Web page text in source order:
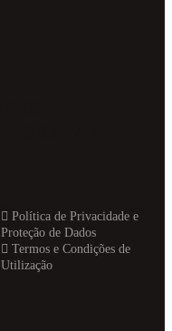
Política de Privacidade e
Proteção de Dados
Termos e Condições de
Utilização